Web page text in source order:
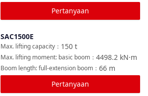
Pertanyaan
SAC1500E
150 t
Max. lifting capacity ：
4498.2 kN·m
Max. lifting moment: basic boom ：
66 m
Boom length: full-extension boom ：
Pertanyaan